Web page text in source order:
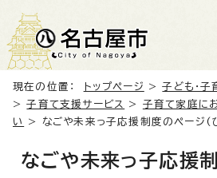
現在の位置： トップページ >子ども・子
>子育て支援サービス > 子育て家庭に
い
> なごや未来っ子応援制度のページ(
なごや未来っ子応援